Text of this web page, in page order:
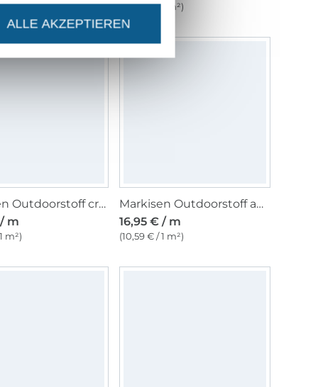
m²) (10,59 € / 1 m²)
Markisen Outdoorstoff creme, uni 160 cm
m
m²)
Markisen Outdoorstoff anthrazit meliert, weiss, 160 cm
16,95 € / m
(10,59 € / 1 m²)
ALLE AKZEPTIEREN